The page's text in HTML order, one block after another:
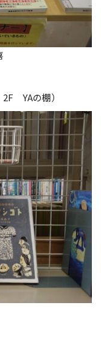
YAの棚）